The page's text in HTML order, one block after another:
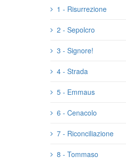
1 - Risurrezione
2 - Sepolcro
3 - Signore!
4 - Strada
5 - Emmaus
6 - Cenacolo
7 - Riconciliazione
8 - Tommaso